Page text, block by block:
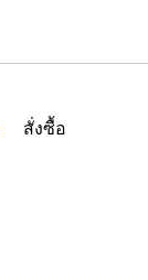
สั่งซื้อ